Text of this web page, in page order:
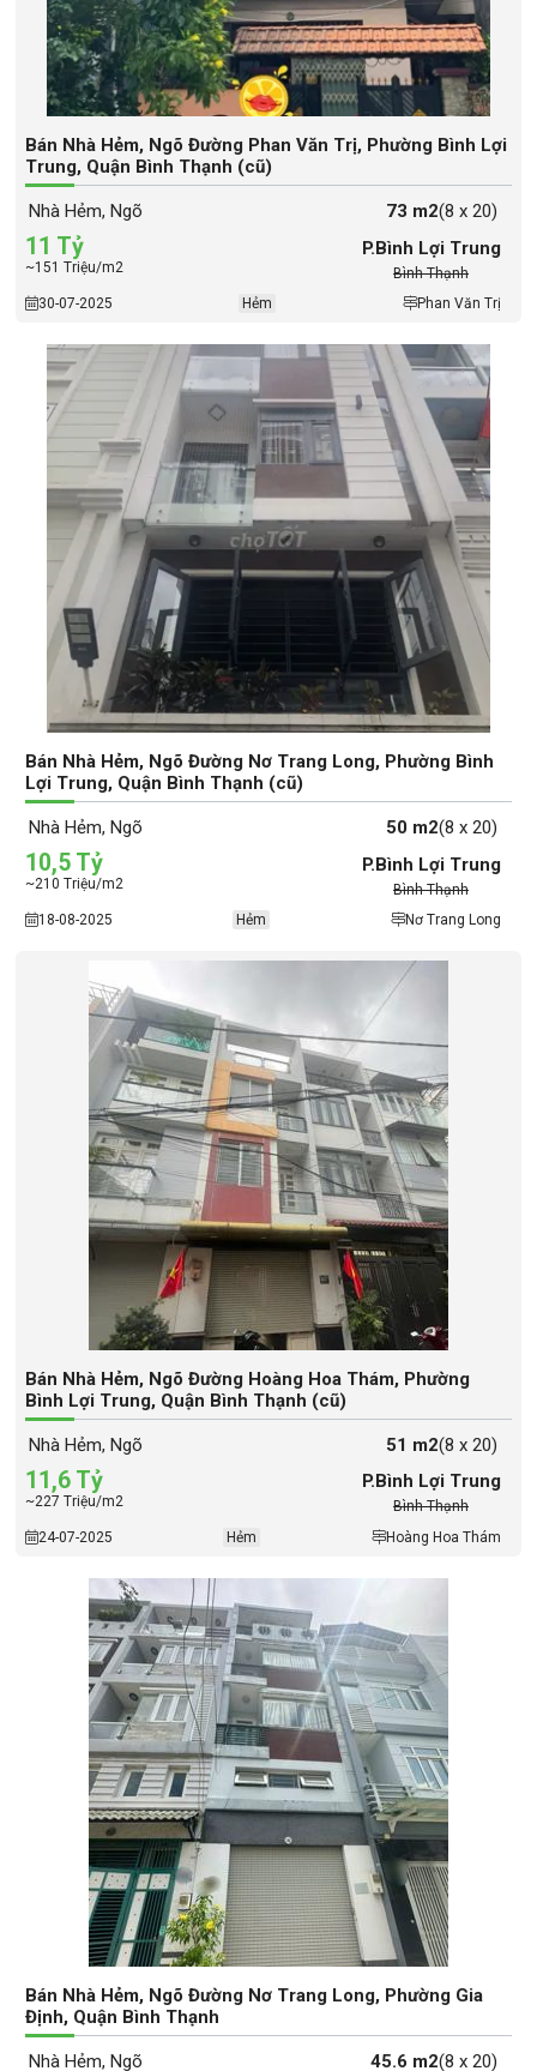
Bán Nhà Hẻm, Ngõ Đường Phan Văn Trị, Phường Bình Lợi
Trung, Quận Bình Thạnh (cũ)
Nhà Hẻm, Ngõ 73 m2(8 x 20)
11 Tỷ
~151 Triệu/m2
P.Bình Lợi Trung
Bình Thạnh
30-07-2025
Hẻm Phan Văn Trị
Bán Nhà Hẻm, Ngõ Đường Nơ Trang Long, Phường Bình
Lợi Trung, Quận Bình Thạnh (cũ)
Nhà Hẻm, Ngõ 50 m2(8 x 20)
10,5 Tỷ
~210 Triệu/m2
P.Bình Lợi Trung
Bình Thạnh
18-08-2025
Hẻm Nơ Trang Long
Bán Nhà Hẻm, Ngõ Đường Hoàng Hoa Thám, Phường
Bình Lợi Trung, Quận Bình Thạnh (cũ)
Nhà Hẻm, Ngõ 51 m2(8 x 20)
11,6 Tỷ
~227 Triệu/m2
P.Bình Lợi Trung
Bình Thạnh
24-07-2025
Hẻm Hoàng Hoa Thám
Bán Nhà Hẻm, Ngõ Đường Nơ Trang Long, Phường Gia
Định, Quận Bình Thạnh
Nhà Hẻm, Ngõ 45.6 m2(8 x 20)